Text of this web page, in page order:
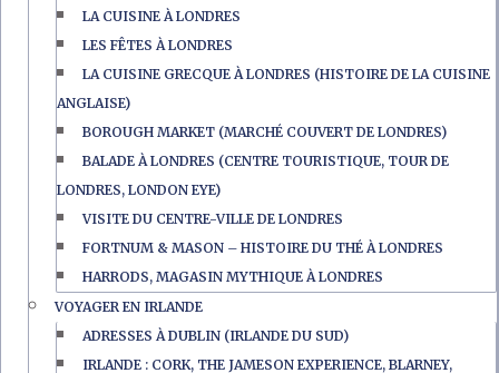
LA CUISINE À LONDRES
LES FÊTES À LONDRES
LA CUISINE GRECQUE À LONDRES (HISTOIRE DE LA CUISINE
ANGLAISE)
BOROUGH MARKET (MARCHÉ COUVERT DE LONDRES)
BALADE À LONDRES (CENTRE TOURISTIQUE, TOUR DE
LONDRES, LONDON EYE)
VISITE DU CENTRE-VILLE DE LONDRES
FORTNUM & MASON – HISTOIRE DU THÉ À LONDRES
HARRODS, MAGASIN MYTHIQUE À LONDRES
VOYAGER EN IRLANDE
ADRESSES À DUBLIN (IRLANDE DU SUD)
IRLANDE : CORK, THE JAMESON EXPERIENCE, BLARNEY,